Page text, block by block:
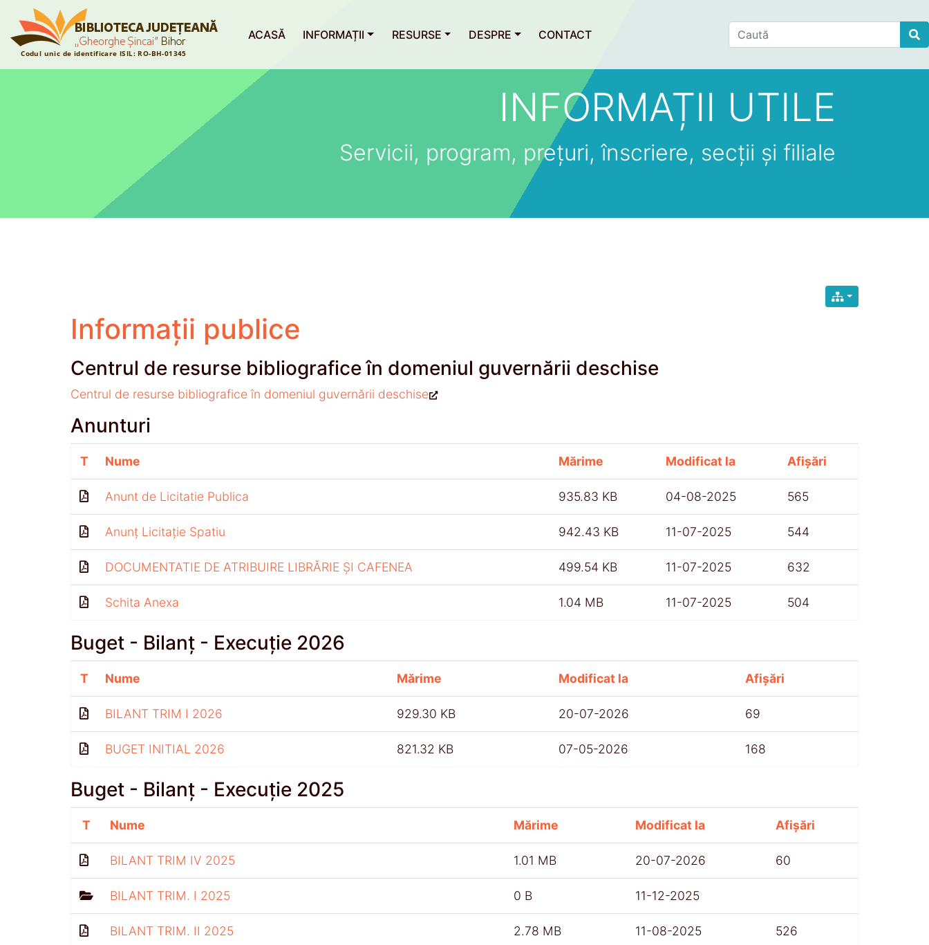
ACASĂ INFORMAȚII RESURSE DESPRE CONTACT
Find
INFORMAȚII UTILE
Servicii, program, prețuri, înscriere, secții și filiale
Informații publice
Centrul de resurse bibliografice în domeniul guvernării deschise
Centrul de resurse bibliografice în domeniul guvernării deschise
Anunturi
T Nume Mărime Modificat la Afișări
Anunt de Licitatie Publica 935.83 KB 04-08-2025 565
Anunț Licitație Spatiu 942.43 KB 11-07-2025 544
DOCUMENTATIE DE ATRIBUIRE LIBRĂRIE ȘI CAFENEA 499.54 KB 11-07-2025 632
Schita Anexa 1.04 MB 11-07-2025 504
Buget - Bilanț - Execuție 2026
T Nume Mărime Modificat la Afișări
BILANT TRIM I 2026 929.30 KB 20-07-2026 69
BUGET INITIAL 2026 821.32 KB 07-05-2026 168
Buget - Bilanț - Execuție 2025
T Nume Mărime Modificat la Afișări
BILANT TRIM IV 2025 1.01 MB 20-07-2026 60
BILANT TRIM. I 2025 0 B 11-12-2025
BILANT TRIM. II 2025 2.78 MB 11-08-2025 526